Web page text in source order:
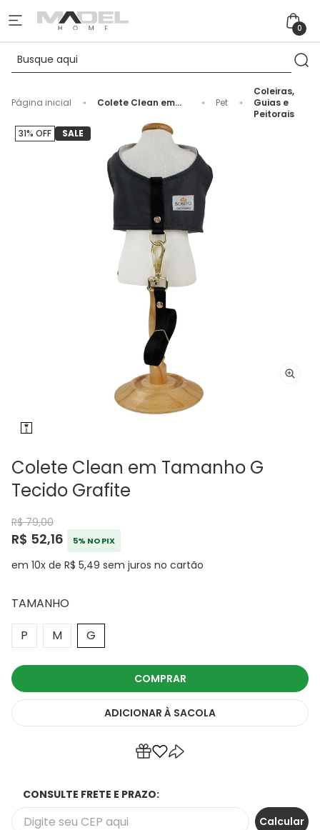
0
Página inicial
Colete Clean em
Pet
Coleiras,
Guias e
Peitorais
Colete Clean em Tamanho G
Tecido Grafite
R$ 79,00
R$ 52,16 5% NO PIX
em 10x de R$ 5,49 sem juros no cartão
31% OFF SALE
TAMANHO
P
M G
COMPRAR
ADICIONAR À SACOLA
CONSULTE FRETE E PRAZO: